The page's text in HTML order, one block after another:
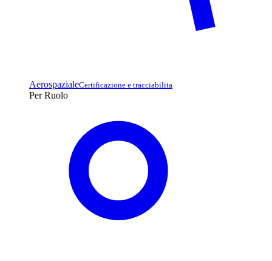
AerospazialeCertificazione e tracciabilita
Per Ruolo